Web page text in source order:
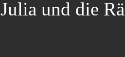
Julia und die